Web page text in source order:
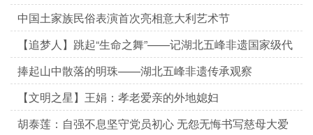
啊
中国土家族民俗表演首次亮相意大利艺术节
【追梦人】跳起“生命之舞”——记湖北五峰非遗国家级代
表性传承人...
捧起山中散落的明珠——湖北五峰非遗传承观察
【文明之星】王娟：孝老爱亲的外地媳妇
胡泰莲：自强不息坚守党员初心 无怨无悔书写慈母大爱